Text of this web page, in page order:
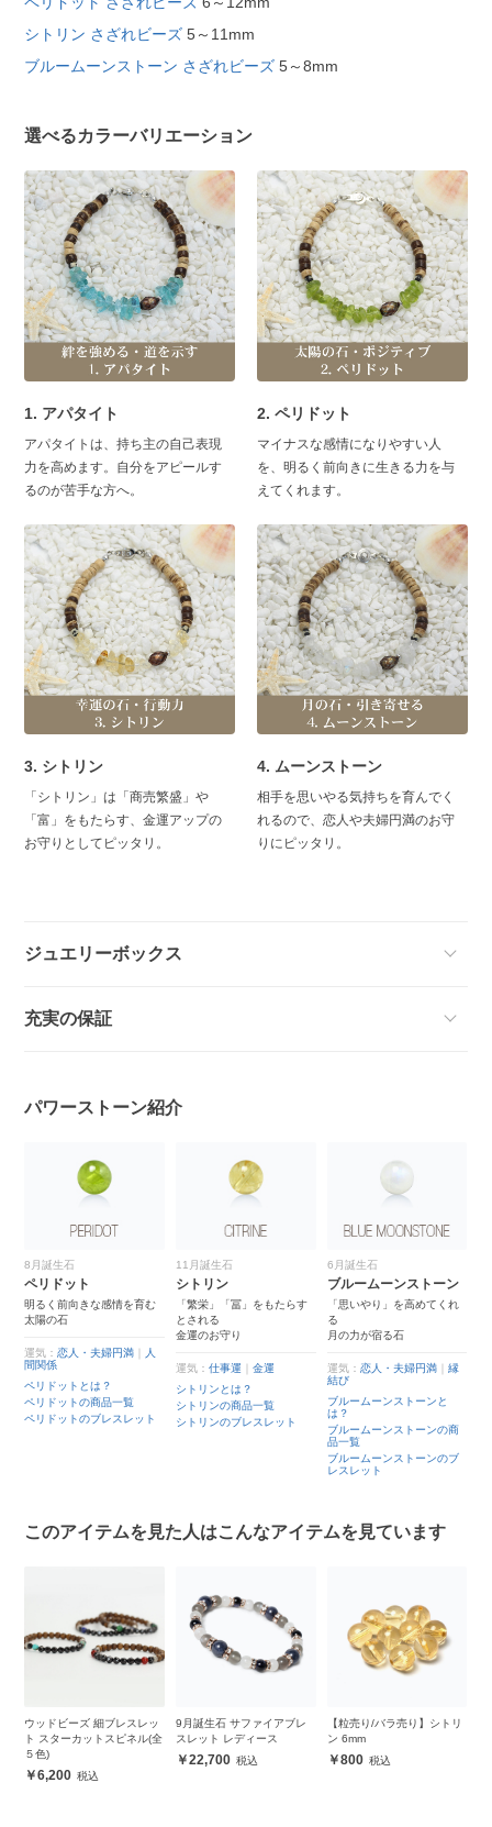
シトリン さざれビーズ 5～11mm
ブルームーンストーン さざれビーズ 5～8mm
選べるカラーバリエーション
1. アパタイト
アパタイトは、持ち主の自己表現
力を高めます。自分をアピールす
るのが苦手な方へ。
2. ペリドット
マイナスな感情になりやすい人
を、明るく前向きに生きる力を与
えてくれます。
3. シトリン
「シトリン」は「商売繁盛」や
「富」をもたらす、金運アップの
お守りとしてピッタリ。
4. ムーンストーン
相手を思いやる気持ちを育んでく
れるので、恋人や夫婦円満のお守
りにピッタリ。
ジュエリーボックス
充実の保証
パワーストーン紹介
8月誕生石
ペリドット
明るく前向きな感情を育む
太陽の石
運気：恋人・夫婦円満
人
間関係
ペリドットとは？
ペリドットの商品一覧
ペリドットのブレスレット
11月誕生石
シトリン
「繁栄」「冨」をもたらす
とされる
金運のお守り
運気： 仕事運
金運
シトリンとは？
シトリンの商品一覧
シトリンのブレスレット
6月誕生石
ブルームーンストーン
「思いやり」を高めてくれ
る
月の力が宿る石
運気： 恋人・夫婦円満｜ 縁
結び
ブルームーンストーンと
は？
ブルームーンストーンの商
品一覧
ブルームーンストーンのブ
レスレット
このアイテムを見た人はこんなアイテムを見ています
ウッドビーズ 細ブレスレッ
ト スターカットスピネル(全
５色)
6,200
9月誕生石 サファイアブレ
スレット レディース
22,700
【粒売り/バラ売り】シトリ
ン 6mm
800